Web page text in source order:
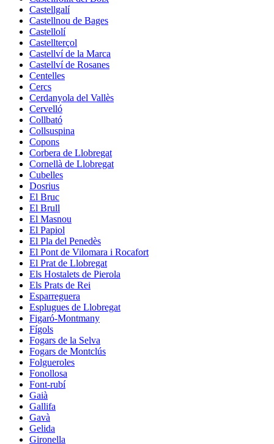
Castellgalí
Castellnou de Bages
Castellolí
Castellterçol
Castellví de la Marca
Castellví de Rosanes
Centelles
Cercs
Cerdanyola del Vallès
Cervelló
Collbató
Collsuspina
Copons
Corbera de Llobregat
Cornellà de Llobregat
Cubelles
Dosrius
El Bruc
El Brull
El Masnou
El Papiol
El Pla del Penedès
El Pont de Vilomara i Rocafort
El Prat de Llobregat
Els Hostalets de Pierola
Els Prats de Rei
Esparreguera
Esplugues de Llobregat
Figaró-Montmany
Fígols
Fogars de la Selva
Fogars de Montclús
Folgueroles
Fonollosa
Font-rubí
Gaià
Gallifa
Gavà
Gelida
Gironella